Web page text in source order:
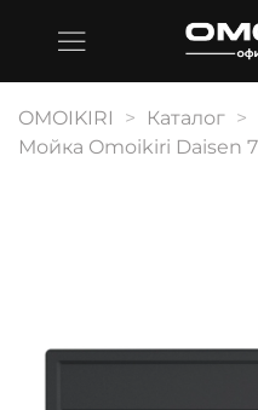
OMOIKIRI Каталог
Мойка Omoikiri Daisen